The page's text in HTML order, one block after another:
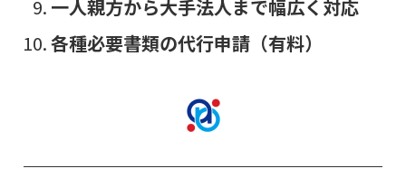
一人親方から大手法人まで幅広く対応
各種必要書類の代行申請（有料）